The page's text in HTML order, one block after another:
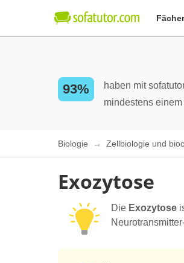
93%
haben mit
mindestens
Biologie Zellbiologie und
Exozytose
Die Exozytose